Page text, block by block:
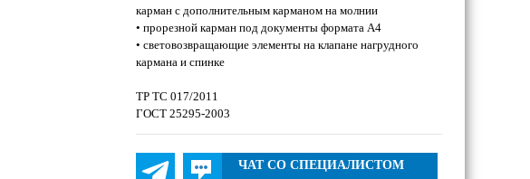
карман с дополнительным карманом на молнии
• прорезной карман под документы формата А4
• световозвращающие элементы на клапане нагрудного
кармана и спинке
ТР ТС 017/2011
ГОСТ 25295-2003
ЧАТ СО СПЕЦИАЛИСТОМ